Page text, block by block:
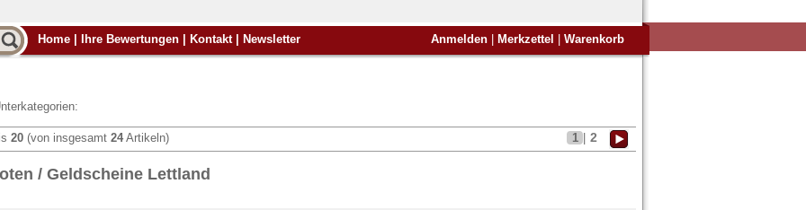
Alle Lieferungen, auch ins Ausland, werden
von uns voll versichert. Sie habenkein Risiko
Absolute Zuverlässigkeit:
Banknoten
Möchten Sie Banknoten
verkaufen?
Siehier.
Home Ihre Bewertungen Kontakt Newsletter Anmelden Merkzettel Warenkorb
20 (von insgesamt 24Artikeln) 1 2
/ Geldscheine Lettland